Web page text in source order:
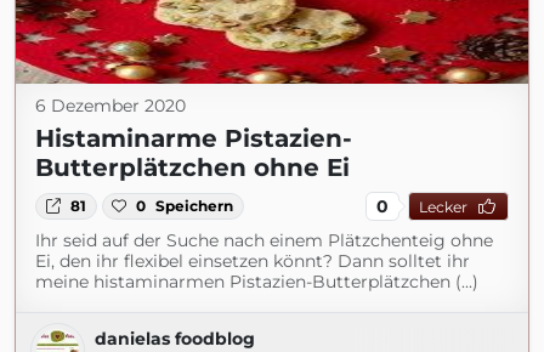
6 Dezember 2020
Histaminarme Pistazien-
Butterplätzchen ohne Ei
81 0 Speichern 0 Lecker
Ihr seid auf der Suche nach einem Plätzchenteig ohne
Ei, den ihr flexibel einsetzen könnt? Dann solltet ihr
meine histaminarmen Pistazien-Butterplätzchen (...)
danielas foodblog